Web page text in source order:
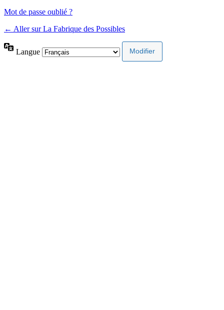
Mot de passe oublié ?
← Aller sur La Fabrique des Possibles
Langue